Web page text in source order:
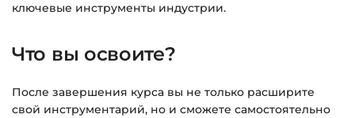
ключевые инструменты индустрии.
Что вы освоите?
После завершения курса вы не только расширите
свой инструментарий, но и сможете самостоятельно